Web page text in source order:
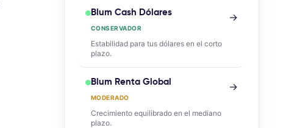
Blum Cash Dólares
CONSERVADOR
Estabilidad para tus dólares en el corto
plazo.
→
Blum Renta Global
MODERADO
Crecimiento equilibrado en el mediano
plazo.
→